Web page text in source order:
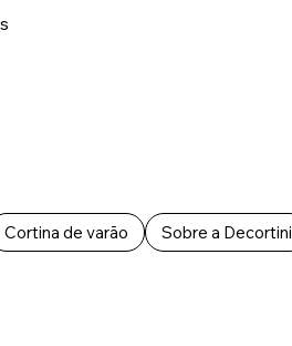
Cortina de varão Sobre a Decortini